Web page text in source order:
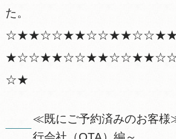
た。
☆★
≪既にご予約済みのお客様